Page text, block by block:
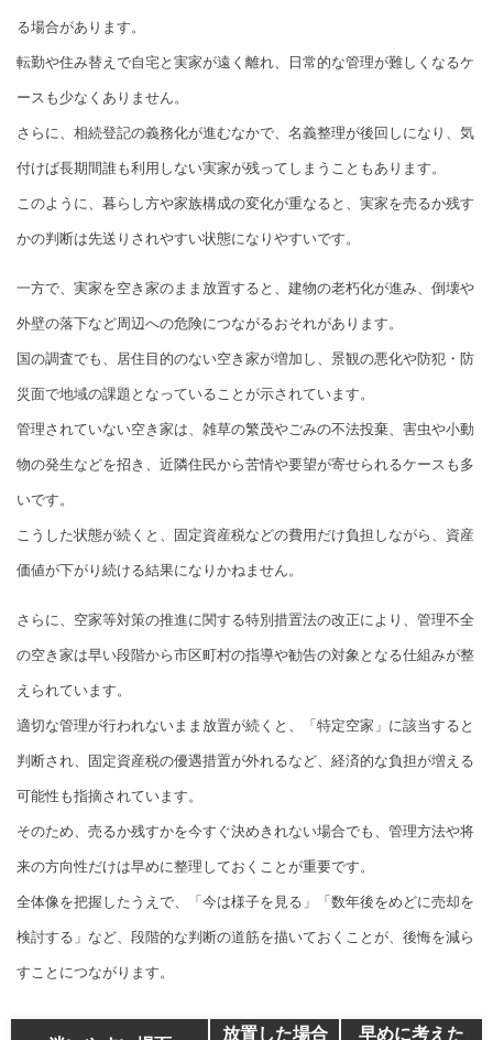
る場合があります。
転勤や住み替えで自宅と実家が遠く離れ、日常的な管理が難しくなるケ
ースも少なくありません。
さらに、相続登記の義務化が進むなかで、名義整理が後回しになり、気
付けば長期間誰も利用しない実家が残ってしまうこともあります。
このように、暮らし方や家族構成の変化が重なると、実家を売るか残す
かの判断は先送りされやすい状態になりやすいです。
一方で、実家を空き家のまま放置すると、建物の老朽化が進み、倒壊や
外壁の落下など周辺への危険につながるおそれがあります。
国の調査でも、居住目的のない空き家が増加し、景観の悪化や防犯・防
災面で地域の課題となっていることが示されています。
管理されていない空き家は、雑草の繁茂やごみの不法投棄、害虫や小動
物の発生などを招き、近隣住民から苦情や要望が寄せられるケースも多
いです。
こうした状態が続くと、固定資産税などの費用だけ負担しながら、資産
価値が下がり続ける結果になりかねません。
さらに、空家等対策の推進に関する特別措置法の改正により、管理不全
の空き家は早い段階から市区町村の指導や勧告の対象となる仕組みが整
えられています。
適切な管理が行われないまま放置が続くと、「特定空家」に該当すると
判断され、固定資産税の優遇措置が外れるなど、経済的な負担が増える
可能性も指摘されています。
そのため、売るか残すかを今すぐ決めきれない場合でも、管理方法や将
来の方向性だけは早めに整理しておくことが重要です。
全体像を把握したうえで、「今は様子を見る」「数年後をめどに売却を
検討する」など、段階的な判断の道筋を描いておくことが、後悔を減ら
すことにつながります。
放置した場合 早めに考えた